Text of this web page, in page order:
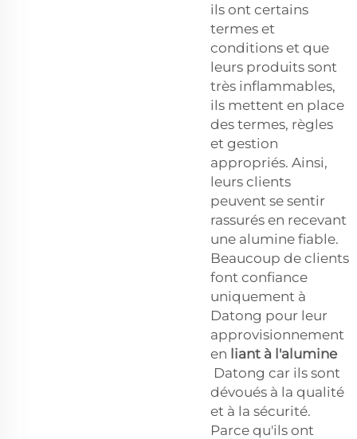
ils ont certains
termes et
conditions et que
leurs produits sont
très inflammables,
ils mettent en place
des termes, règles
et gestion
appropriés. Ainsi,
leurs clients
peuvent se sentir
rassurés en recevant
une alumine fiable.
Beaucoup de clients
font confiance
uniquement à
Datong pour leur
approvisionnement
en liant à l'alumine
Datong car ils sont
dévoués à la qualité
et à la sécurité.
Parce qu'ils ont